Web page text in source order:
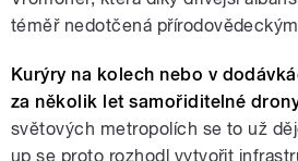
téměř nedotčená
Kurýry na kolech nebo v
za několik let samořiditelné
světových metropolích se to už
up se proto rozhodl vytvořit